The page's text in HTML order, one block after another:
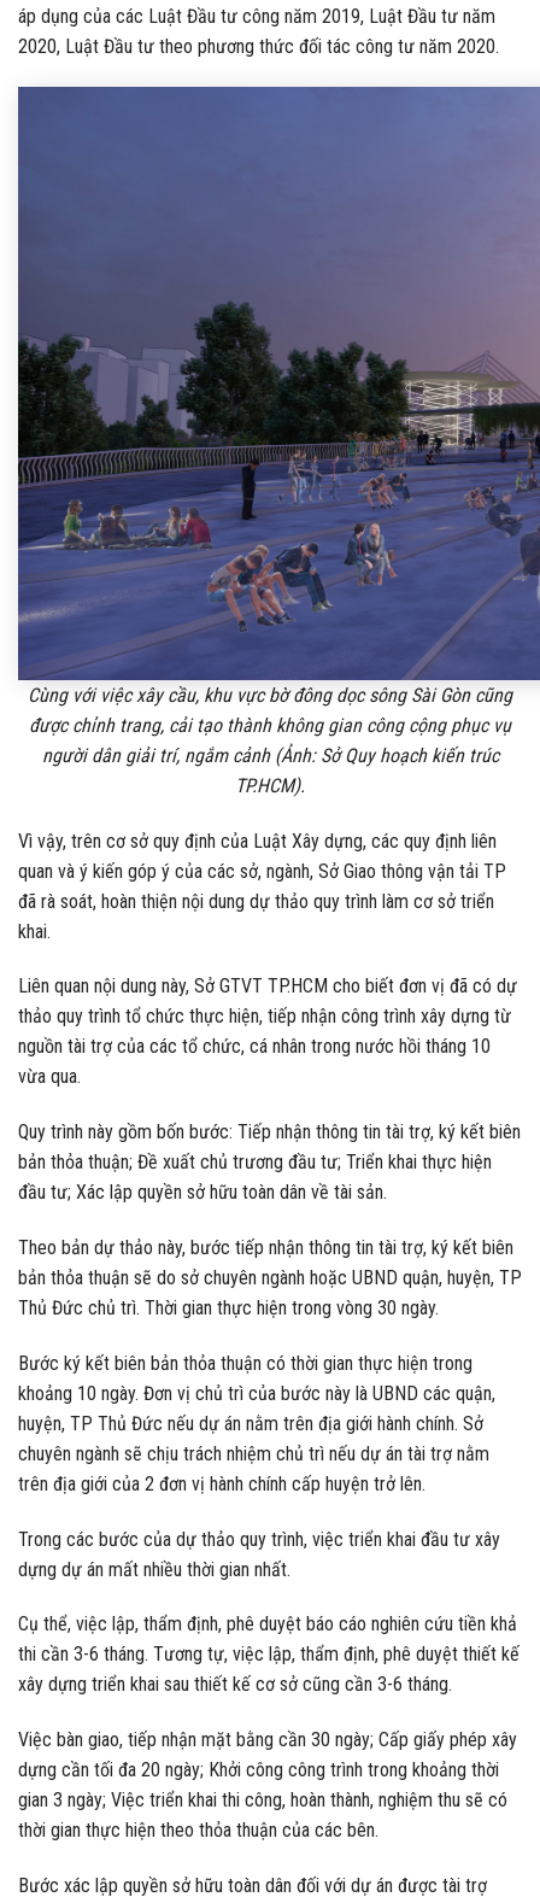
áp dụng của các Luật Đầu tư công năm 2019, Luật Đầu tư năm
2020, Luật Đầu tư theo phương thức đối tác công tư năm 2020.
Cùng với việc xây cầu, khu vực bờ đông dọc sông Sài Gòn cũng
được chỉnh trang, cải tạo thành không gian công cộng phục vụ
người dân giải trí, ngắm cảnh (Ảnh: Sở Quy hoạch kiến trúc
TP.HCM).
Vì vậy, trên cơ sở quy định của Luật Xây dựng, các quy định liên
quan và ý kiến góp ý của các sở, ngành, Sở Giao thông vận tải TP
đã rà soát, hoàn thiện nội dung dự thảo quy trình làm cơ sở triển
khai.
Liên quan nội dung này, Sở GTVT TP.HCM cho biết đơn vị đã có dự
thảo quy trình tổ chức thực hiện, tiếp nhận công trình xây dựng từ
nguồn tài trợ của các tổ chức, cá nhân trong nước hồi tháng 10
vừa qua.
Quy trình này gồm bốn bước: Tiếp nhận thông tin tài trợ, ký kết biên
bản thỏa thuận; Đề xuất chủ trương đầu tư; Triển khai thực hiện
đầu tư; Xác lập quyền sở hữu toàn dân về tài sản.
Theo bản dự thảo này, bước tiếp nhận thông tin tài trợ, ký kết biên
bản thỏa thuận sẽ do sở chuyên ngành hoặc UBND quận, huyện, TP
Thủ Đức chủ trì. Thời gian thực hiện trong vòng 30 ngày.
Bước ký kết biên bản thỏa thuận có thời gian thực hiện trong
khoảng 10 ngày. Đơn vị chủ trì của bước này là UBND các quận,
huyện, TP Thủ Đức nếu dự án nằm trên địa giới hành chính. Sở
chuyên ngành sẽ chịu trách nhiệm chủ trì nếu dự án tài trợ nằm
trên địa giới của 2 đơn vị hành chính cấp huyện trở lên.
Trong các bước của dự thảo quy trình, việc triển khai đầu tư xây
dựng dự án mất nhiều thời gian nhất.
Cụ thể, việc lập, thẩm định, phê duyệt báo cáo nghiên cứu tiền khả
thi cần 3-6 tháng. Tương tự, việc lập, thẩm định, phê duyệt thiết kế
xây dựng triển khai sau thiết kế cơ sở cũng cần 3-6 tháng.
Việc bàn giao, tiếp nhận mặt bằng cần 30 ngày; Cấp giấy phép xây
dựng cần tối đa 20 ngày; Khởi công công trình trong khoảng thời
gian 3 ngày; Việc triển khai thi công, hoàn thành, nghiệm thu sẽ có
thời gian thực hiện theo thỏa thuận của các bên.
Bước xác lập quyền sở hữu toàn dân đối với dự án được tài trợ